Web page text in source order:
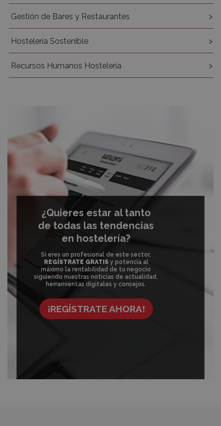
Gestión de Bares y Restaurantes
Hostelería Sostenible
Recursos Humanos Hostelería
¿Quieres estar al tanto
de todas las tendencias
en hostelería?
Si eres un profesional de este sector,
REGÍSTRATE GRATISy potencia al
máximo la rentabilidad de tu negocio
siguiendo nuestras noticias de actualidad,
herramientas digitales y consejos.
¡REGÍSTRATE AHORA!